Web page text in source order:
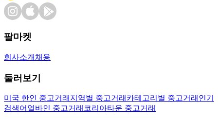
팔마켓
회사소개 채용
둘러보기
미국 한인 중고거래 지역별 중고거래 카테고리별 중고거래 인기
검색어 얼바인 중고거래 코리아타운 중고거래